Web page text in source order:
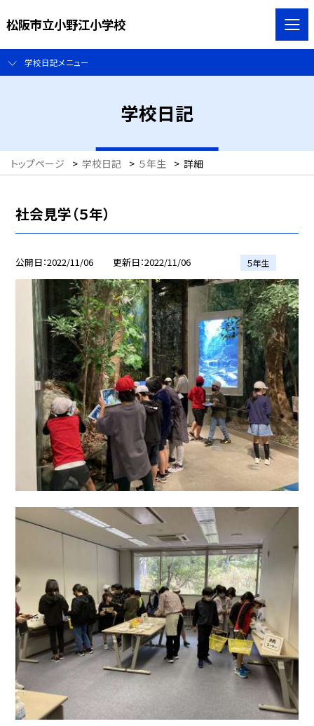
松阪市立小野江小学校
学校日記メニュー
学校日記
トップページ > 学校日記 > ５年生 > 詳細
社会見学（５年）
公開日 2022/11/06 更新日 2022/11/06 ５年生